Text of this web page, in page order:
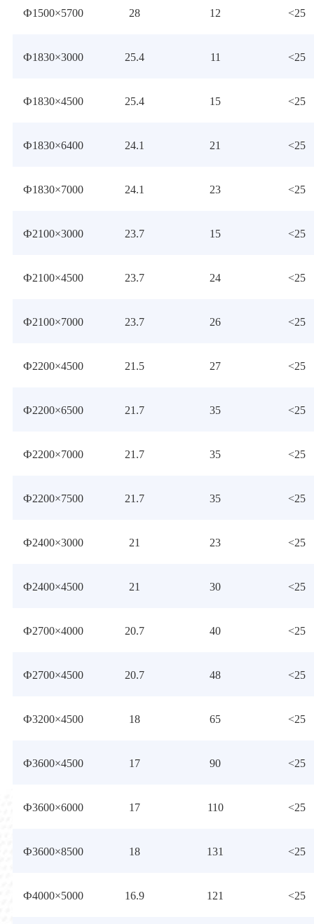
Ф1500×5700 28 12 <25
Ф1830×3000 25.4 11 <25
Ф1830×4500 25.4 15 <25
Ф1830×6400 24.1 21 <25
Ф1830×7000 24.1 23 <25
Ф2100×3000 23.7 15 <25
Ф2100×4500 23.7 24 <25
Ф2100×7000 23.7 26 <25
Ф2200×4500 21.5 27 <25
Ф2200×6500 21.7 35 <25
Ф2200×7000 21.7 35 <25
Ф2200×7500 21.7 35 <25
Ф2400×3000 21 23 <25
Ф2400×4500 21 30 <25
Ф2700×4000 20.7 40 <25
Ф2700×4500 20.7 48 <25
Ф3200×4500 18 65 <25
Ф3600×4500 17 90 <25
Ф3600×6000 17 110 <25
Ф3600×8500 18 131 <25
Ф4000×5000 16.9 121 <25